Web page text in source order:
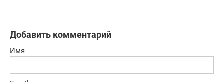
Добавить комментарий
Имя